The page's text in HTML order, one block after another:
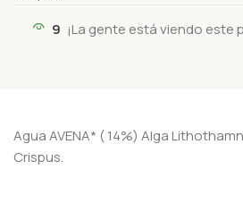
9 ¡La gente está viendo este
Agua AVENA* ( 14%) Alga
Crispus.